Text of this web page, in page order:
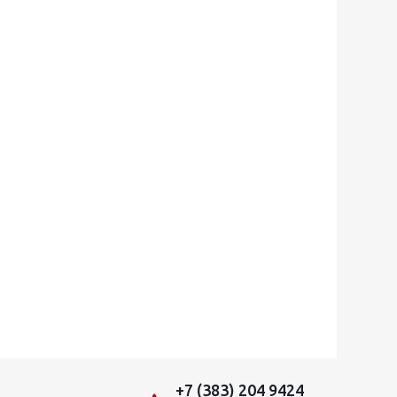
+7 (383) 204 9424